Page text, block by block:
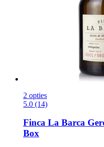
2 opties
5.0 (14)
Finca La Barca
Box